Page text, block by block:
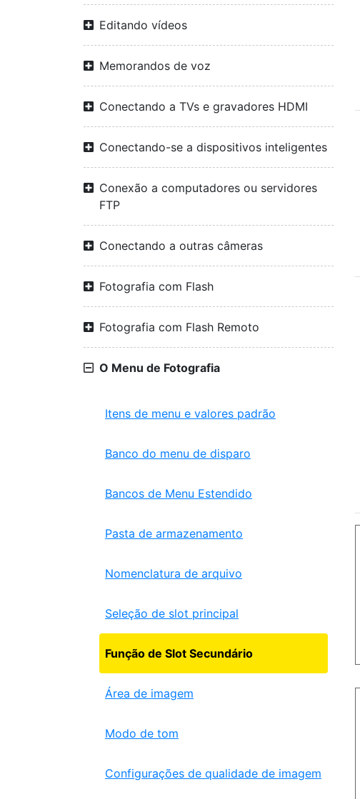
Editando vídeos
Memorandos de voz
Conectando a TVs e gravadores HDMI
Conectando-se a dispositivos inteligentes
Conexão a computadores ou servidores
FTP
Conectando a outras câmeras
Fotografia com Flash
Fotografia com Flash Remoto
O Menu de Fotografia
Itens de menu e valores padrão
Banco do menu de disparo
Bancos de Menu Estendido
Pasta de armazenamento
Nomenclatura de arquivo
Seleção de slot principal
Função de Slot Secundário
Área de imagem
Modo de tom
Configurações de qualidade de imagem